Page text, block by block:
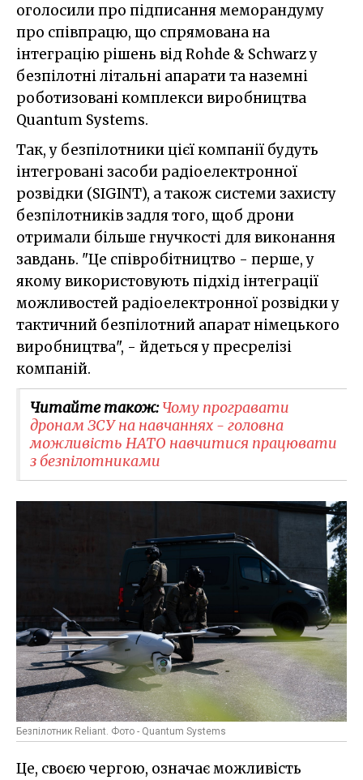
оголосили про підписання меморандуму
про співпрацю, що спрямована на
інтеграцію рішень від Rohde & Schwarz у
безпілотні літальні апарати та наземні
роботизовані комплекси виробництва
Quantum Systems.
Так, у безпілотники цієї компанії будуть
інтегровані засоби радіоелектронної
розвідки (SIGINT), а також системи захисту
безпілотників задля того, щоб дрони
отримали більше гнучкості для виконання
завдань. "Це співробітництво - перше, у
якому використовують підхід інтеграції
можливостей радіоелектронної розвідки у
тактичний безпілотний апарат німецького
виробництва", - йдеться у пресрелізі
компаній.
Читайте також:Чому програвати
дронам ЗСУ на навчаннях - головна
можливість НАТО навчитися працювати
з безпілотниками
Безпілотник Reliant. Фото - Quantum Systems
Це, своєю чергою, означає можливість